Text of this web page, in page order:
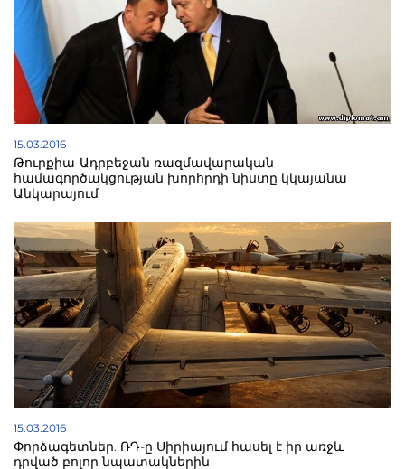
15.03.2016
Թուրքիա-Ադրբեջան ռազմավարական
համագործակցության խորհրդի նիստը կկայանա
Անկարայում
15.03.2016
Փորձագետներ. ՌԴ-ը Սիրիայում հասել է իր առջև
դրված բոլոր նպատակներին